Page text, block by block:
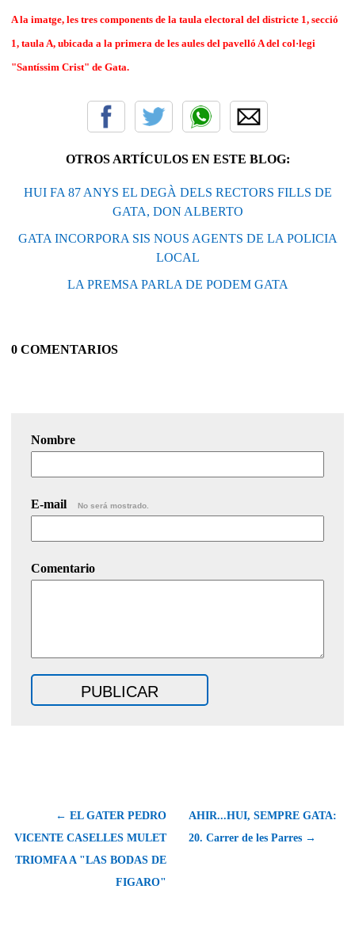
A la imatge, les tres components de la taula electoral del districte 1, secció
1, taula A, ubicada a la primera de les aules del pavelló A del col·legi
"Santíssim Crist" de Gata.
OTROS ARTÍCULOS EN ESTE BLOG:
HUI FA 87 ANYS EL DEGÀ DELS RECTORS FILLS DE
GATA, DON ALBERTO
GATA INCORPORA SIS NOUS AGENTS DE LA POLICIA
LOCAL
LA PREMSA PARLA DE PODEM GATA
0 COMENTARIOS
Nombre
E-mail No será mostrado.
Comentario
← EL GATER PEDRO
VICENTE CASELLES MULET
TRIOMFA A "LAS BODAS DE
FIGARO"
AHIR...HUI, SEMPRE GATA:
20. Carrer de les Parres →